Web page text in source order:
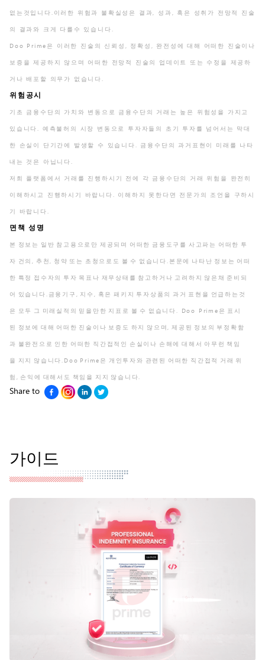
없는것입니다.이러한 위험과 불확실성은 결과, 성과, 혹은 성취가 전망적 진술
의 결과와 크게 다를수 있습니다.
Doo Prime은 이러한 진술의 신뢰성, 정확성, 완전성에 대해 어떠한 진술이나
보증을 제공하지 않으며 어떠한 전망적 진술의 업데이트 또는 수정을 제공하
거나 배포할 의무가 없습니다.
위험공시
기초 금융수단의 가치와 변동으로 금융수단의 거래는 높은 위험성을 가지고
있습니다. 예측불허의 시장 변동으로 투자자들의 초기 투자를 넘어서는 막대
한 손실이 단기간에 발생할 수 있습니다. 금융수단의 과거표현이 미래를 나타
내는 것은 아닙니다.
저희 플랫폼에서 거래를 진행하시기 전에 각 금융수단의 거래 위험을 완전히
이해하시고 진행하시기 바랍니다. 이해하지 못한다면 전문가의 조언을 구하시
기 바랍니다.
면책 성명
본 정보는 일반 참고용으로만 제공되며 어떠한 금융도구를 사고파는 어떠한 투
자 건의, 추천, 청약 또는 초청으로도 볼 수 없습니다.본문에 나타난 정보는 어떠
한 특정 접수자의 투자 목표나 재무상태를 참고하거나 고려하지 않은채 준비되
어 있습니다.금융기구, 지수, 혹은 패키지 투자상품의 과거 표현을 언급하는것
은 모두 그 미래실적의 믿을만한 지표로 볼 수 없습니다. Doo Prime은 표시
된 정보에 대해 어떠한 진술이나 보증도 하지 않으며, 제공된 정보의 부정확함
과 불완전으로 인한 어떠한 직간접적인 손실이나 손해에 대해서 아무런 책임
을 지지 않습니다.Doo Prime은 개인투자와 관련된 어떠한 직간접적 거래 위
험, 손익에 대해서도 책임을 지지 않습니다.
Share to
가이드